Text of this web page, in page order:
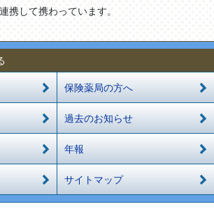
携して携わっています。
保険薬局の方へ
過去のお知らせ
年報
サイトマップ